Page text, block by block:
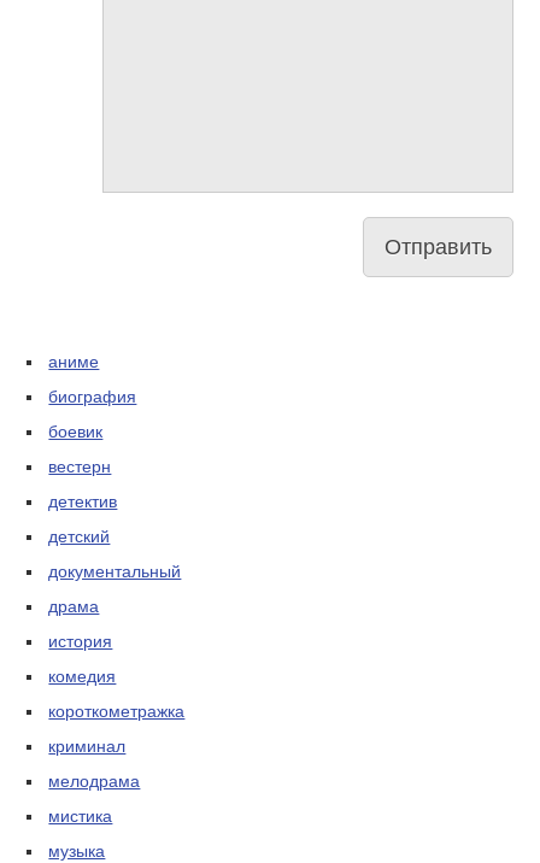
аниме
биография
боевик
вестерн
детектив
детский
документальный
драма
история
комедия
короткометражка
криминал
мелодрама
мистика
музыка